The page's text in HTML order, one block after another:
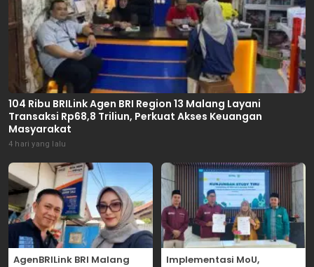
104 Ribu BRILink Agen BRI Region 13 Malang Layani
Transaksi Rp68,8 Triliun, Perkuat Akses Keuangan
Masyarakat
4 hari yang lalu
AgenBRILink BRI Malang
Implementasi MoU,